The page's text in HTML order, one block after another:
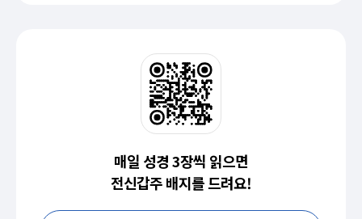
매일 성경 3장씩 읽으면
전신갑주 배지를 드려요!